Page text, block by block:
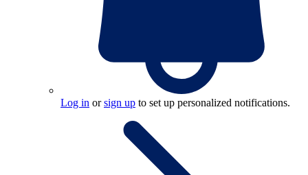
Log in orsign up to set up personalized notifications.